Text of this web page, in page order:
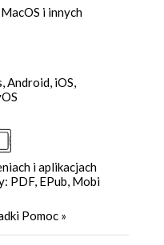
i innych
Android, iOS,
i aplikacjach
PDF, EPub, Mobi
Pomoc »